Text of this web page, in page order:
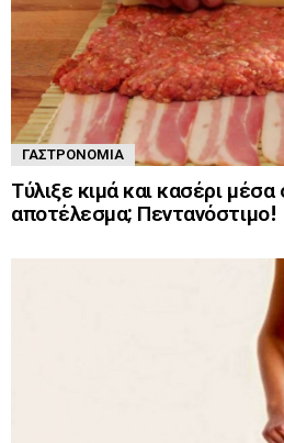
ΓΑΣΤΡΟΝΟΜΊΑ
Τύλιξε κιμά και κασέρι
αποτέλεσμα; Πεντανόστιμο!